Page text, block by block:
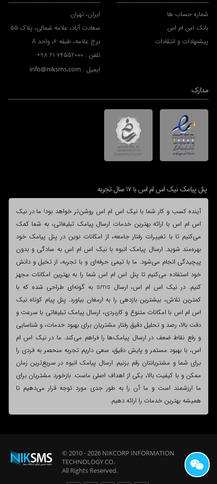
شماره حساب ها
بانک اس ام اس
پیشنهادات و انتقادات
ایران، تهران
سعادت آباد، علامه شمالی، پلاک 55
برج علامه، طبقه 6، واحد A
تلفن : +98 21 74552000
ایمیل : info@niksms.com
مدارک
پنل پیامک نیک اس ام اس با 17 سال تجربه
آینده کسب و کار شما با نیک اس ام اس روشن‌تر خواهد بود! ما در نیک
اس ام اس با ارائه بهترین خدمات ارسال پیامک تبلیغاتی، به شما کمک
می‌کنیم تا با تغییرات رفتار جامعه، از امکانات نوین در پنل پیامک خود
بهره‌مند شوید. ارسال پیامک انبوه با نیک اس ام اس به سادگی و بدون
پیچیدگی انجام می‌شود. ما با تیمی حرفه‌ای و با تجربه، از تخیل و دانش
خود استفاده می‌کنیم تا پنل اس ام اس شما را به بهترین امکانات مجهز
کنیم. در نیک اس ام اس، ارسال sms به گونه‌ای طراحی شده که با
کمترین تلاش، بیشترین بازدهی را به ارمغان بیاورد. پنل پیام کوتاه نیک
اس ام اس با امکانات متنوع و کاربردی، ارسال پیامک تبلیغاتی با سرعت و
دقت بالا، رصد و تحلیل دقیق رفتار مشتریان برای بهبود خدمات، و شناسایی
و رفع نقاط ضعف در ارسال پیامک‌ها را فراهم می‌کند. ما در نیک اس ام
اس، با بهبود مستمر و پایش دقیق، سعی داریم تجربه منحصر به فردی را
برای شما و مشتریانتان رقم بزنیم. ارسال پیامک انبوه در سریع‌ترین زمان
ممکن و با کیفیت بالا، یکی از اهداف اصلی ماست. بازخورد مشتریان برای
ما ارزشمند است و ما آن را به طور جدی مورد توجه قرار می‌دهیم تا
همیشه بهترین خدمات را ارائه دهیم.
© 2010 - 2026 NIKCORP INFORMATION
TECHNOLOGYCO.
All Rights Reserved.